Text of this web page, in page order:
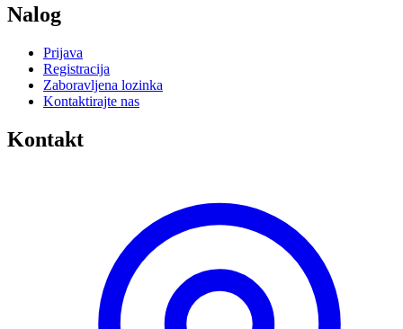
Nalog
Prijava
Registracija
Zaboravljena lozinka
Kontaktirajte nas
Kontakt